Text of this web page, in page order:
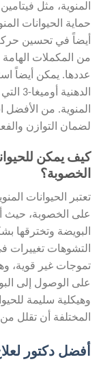
أيضاً في تحسين حركة
من المكملات الهامة
عددها. يمكن أيضاً
المنوية. من
لضمان التوازن
كيف يمكن
الخصوبة؟
تعتبر الحيوانات
على الخصوبة، حيث
البويضة وتخترقها
التشوهات تغييرات
تموجات غير قوية،
على الوصول إلى
وهيكلية سليمة
المختلفة أن تقلل
أفضل دكتور